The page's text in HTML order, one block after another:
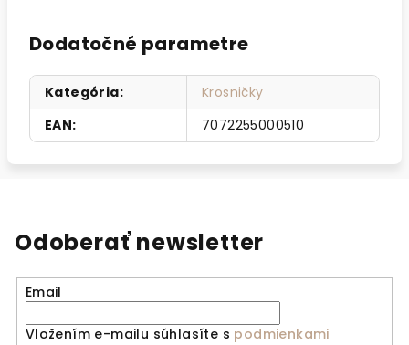
Dodatočné parametre
Kategória:
Krosničky
EAN: 7072255000510
Odoberať newsletter
Email
Vložením e-mailu súhlasíte s podmienkami